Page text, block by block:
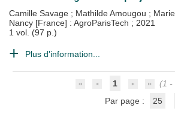
Camille Savage ; Mathilde Amougou ;
Nancy [France] : AgroParisTech ; 2021
1 vol. (97 p.)
Plus d'information...
1
(1 -
Par page :
25